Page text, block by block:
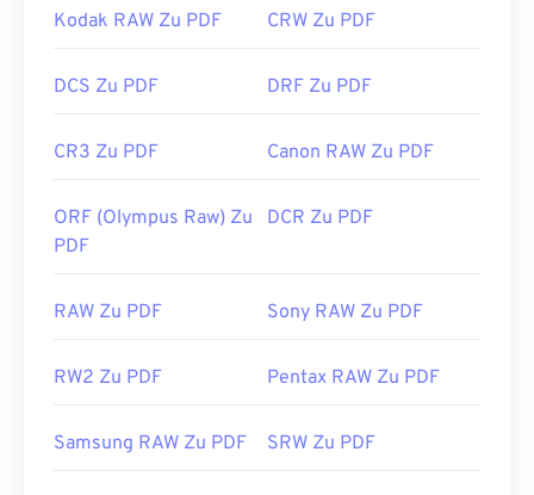
Kodak RAW Zu PDF CRW Zu PDF
DCS Zu PDF DRF Zu PDF
CR3 Zu PDF Canon RAW Zu PDF
ORF (Olympus Raw) Zu
PDF
DCR Zu PDF
RAW Zu PDF Sony RAW Zu PDF
RW2 Zu PDF Pentax RAW Zu PDF
Samsung RAW Zu PDF SRW Zu PDF